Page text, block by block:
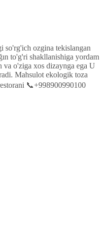
so'rg'ich ozgina tekislangan
to'g'ri shakllanishiga yordam
va o'ziga xos dizaynga ega U
. Mahsulot ekologik toza
📞+998900990100